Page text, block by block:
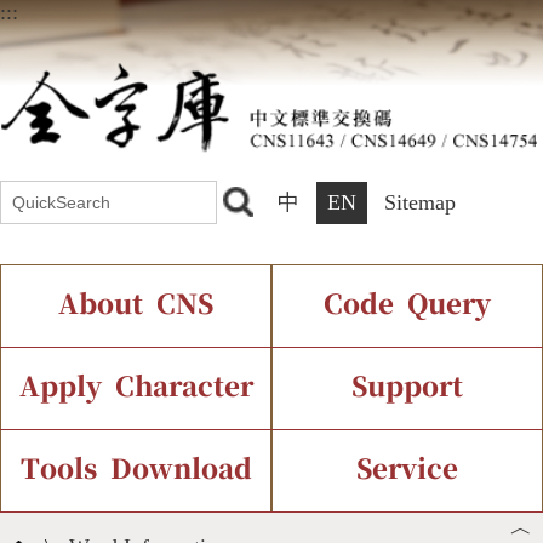
:::
中 EN Sitemap
About CNS
Introduction Current Status
Chinese Code Status
Code Query
IDS Query
Components Query
Apply Character
Application Process
Support
Font Instant Display
Tools Download Service
︿